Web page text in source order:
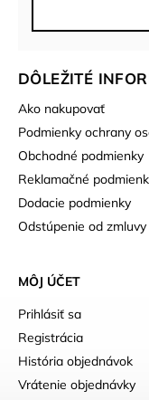
DÔLEŽITÉ
Ako nakupovať
Podmienky ochrany
Obchodné podmienky
Reklamačné
Dodacie podmienky
Odstúpenie od zmluvy
MÔJ ÚČET
Prihlásiť sa
Registrácia
História objednávok
Vrátenie objednávky